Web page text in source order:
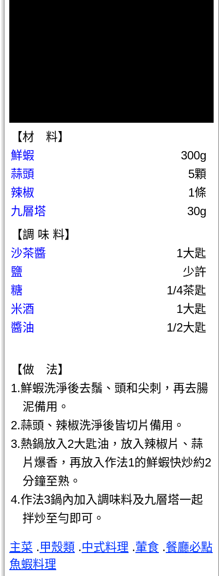
【材 料】
鮮蝦
300g
蒜頭
5顆
辣椒
1條
九層塔
30g
【調 味 料】
沙茶醬
1大匙
鹽
少許
糖
1/4茶匙
米酒
1大匙
醬油
1/2大匙
【做 法】
1.鮮蝦洗淨後去鬚、頭和尖刺，再去腸
泥備用。
2.蒜頭、辣椒洗淨後皆切片備用。
3.熱鍋放入2大匙油，放入辣椒片、蒜
片爆香，再放入作法1的鮮蝦快炒約2
分鐘至熟。
4.作法3鍋內加入調味料及九層塔一起
拌炒至勻即可。
主菜 .甲殼類 .中式料理 .葷食 .餐廳必點
魚蝦料理